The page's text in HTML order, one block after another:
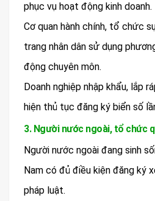
phục vụ hoạt động kinh doanh.
Cơ quan hành chính, tổ chức
trang nhân dân sử dụng
động chuyên môn.
Doanh nghiệp nhập khẩu, lắp
hiện thủ tục đăng ký biển số
3. Người nước ngoài, tổ chức
Người nước ngoài đang sinh
Nam có đủ điều kiện đăng ký
pháp luật.